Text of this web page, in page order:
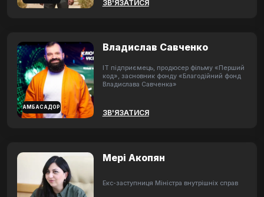
ЗВ'ЯЗАТИСЯ
АМБАСАДОР
Владислав Савченко
ІТ підприємець, продюсер фільму «Перший
код», засновник фонду «Благодійний фонд
Владислава Савченка»
ЗВ'ЯЗАТИСЯ
Мері Акопян
Екс-заступниця Міністра внутрішніх справ